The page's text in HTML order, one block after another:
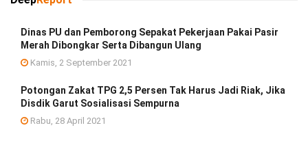
Dinas PU dan Pemborong Sepakat Pekerjaan Pakai Pasir
Merah Dibongkar Serta Dibangun Ulang
Kamis, 2 September 2021
Potongan Zakat TPG 2,5 Persen Tak Harus Jadi Riak, Jika
Disdik Garut Sosialisasi Sempurna
Rabu, 28 April 2021